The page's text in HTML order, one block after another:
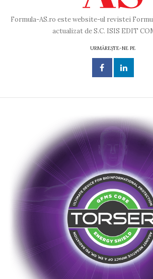
Formula-AS.ro este website-ul revistei
actualizat de S.C. ISIS EDIT
URMĂREȘTE-NE PE